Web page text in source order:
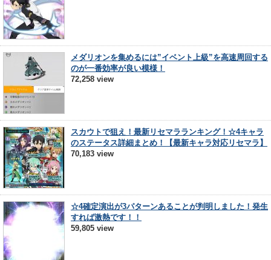
メダリオンを集めるには”イベント上級”を高速周回する
のが一番効率が良い模様！
72,258 view
スカウトで狙え！最新リセマラランキング！☆4キャラ
のステータス詳細まとめ！【最新キャラ対応リセマラ】
70,183 view
☆4確定演出が3パターンあることが判明しました！発生
すれば激熱です！！
59,805 view